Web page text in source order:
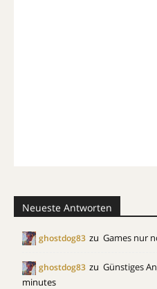
Neueste Antworten
ghostdog83 zu Games nur
ghostdog83 zu Günstiges
minutes